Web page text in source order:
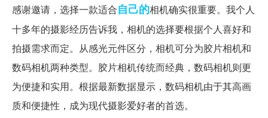
感谢邀请，选择一款适合自己的相机确实很重要。我个人
十多年的摄影经历告诉我，相机的选择要根据个人喜好和
拍摄需求而定。从感光元件区分，相机可分为胶片相机和
数码相机两种类型。胶片相机传统而经典，数码相机则更
为便捷和实用。根据最新数据显示，数码相机由于其高画
质和便捷性，成为现代摄影爱好者的首选。